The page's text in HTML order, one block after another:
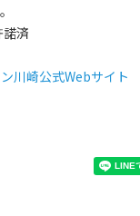
済
川崎公式Webサイト